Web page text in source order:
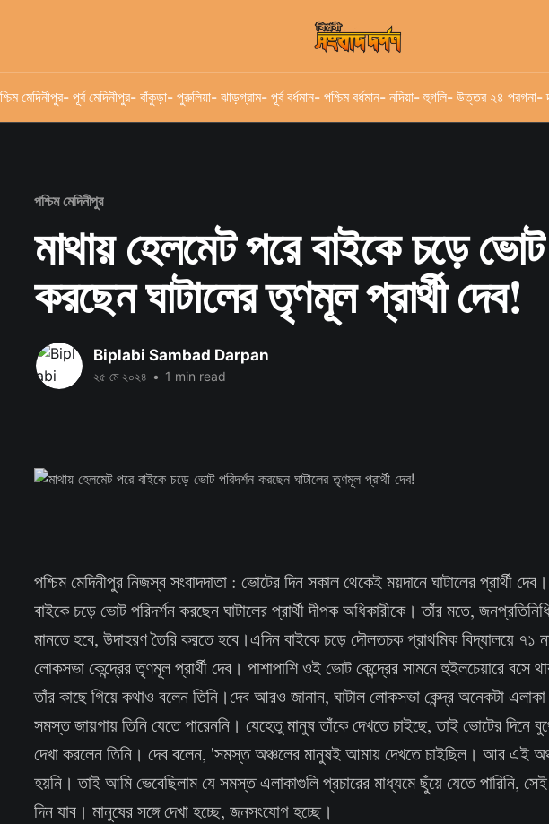
মেদিনীপুর- পূর্ব মেদিনীপুর- বাঁকুড়া- পুরুলিয়া- ঝাড়গ্রাম- পূর্ব বর্ধমান- পশ্চিম বর্ধমান- নদিয়া- হুগলি- উত্তর ২৪ পরগনা-
পশ্চিম মেদিনীপুর
মাথায় হেলমেট পরে বাইকে চড়ে ভোট
করছেন ঘাটালের তৃণমূল প্রার্থী দেব!
Biplabi Sambad Darpan
২৫ মে ২০২৪ • 1 min read
পশ্চিম মেদিনীপুর নিজস্ব সংবাদদাতা : ভোটের দিন সকাল থেকেই ময়দানে ঘাটালের প্রার্থী
বাইকে চড়ে ভোট পরিদর্শন করছেন ঘাটালের প্রার্থী দীপক অধিকারীকে। তাঁর মতে,
মানতে হবে, উদাহরণ তৈরি করতে হবে।এদিন বাইকে চড়ে দৌলতচক প্রাথমিক বিদ্যালয়ে ৭১
লোকসভা কেন্দ্রের তৃণমূল প্রার্থী দেব। পাশাপাশি ওই ভোট কেন্দ্রের সামনে হুইলচেয়ারে বসে
তাঁর কাছে গিয়ে কথাও বলেন তিনি।দেব আরও জানান, ঘাটাল লোকসভা কেন্দ্র অনেকটা
সমস্ত জায়গায় তিনি যেতে পারেননি। যেহেতু মানুষ তাঁকে দেখতে চাইছে, তাই ভোটের দিনে
দেখা করলেন তিনি। দেব বলেন, 'সমস্ত অঞ্চলের মানুষই আমায় দেখতে চাইছিল। আর এই
হয়নি। তাই আমি ভেবেছিলাম যে সমস্ত এলাকাগুলি প্রচারের মাধ্যমে ছুঁয়ে যেতে পারিনি,
দিন যাব। মানুষের সঙ্গে দেখা হচ্ছে, জনসংযোগ হচ্ছে।